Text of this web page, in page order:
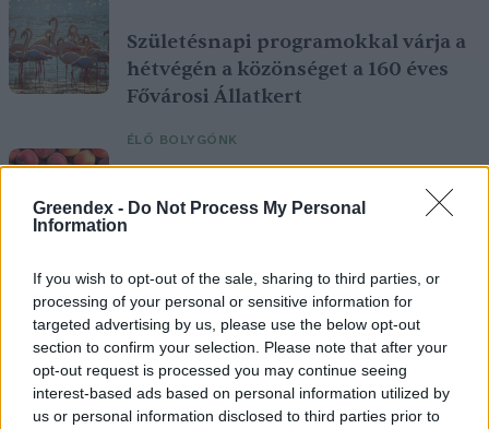
Greendex - Do Not Process My Personal
Information
If you wish to opt-out of the sale, sharing to third parties, or
processing of your personal or sensitive information for
targeted advertising by us, please use the below opt-out
section to confirm your selection. Please note that after your
opt-out request is processed you may continue seeing
interest-based ads based on personal information utilized by
us or personal information disclosed to third parties prior to
Születésnapi programokkal várja a
hétvégén a közönséget a 160 éves
Fővárosi Állatkert
ÉLŐ BOLYGÓNK
Szedd magad őszibarack: itt vannak
a legjobb lelőhelyek!